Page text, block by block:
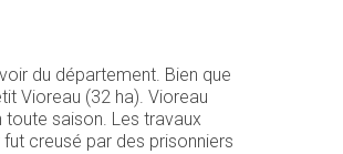
du département. Bien que
Vioreau (32 ha). Vioreau
saison. Les travaux
creusé par des prisonniers